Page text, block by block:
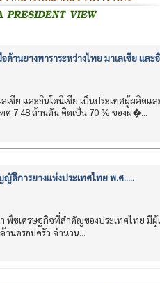
ด้านยางพาราระหว่างไทย มาเลเซีย และ
ซีย และอินโดนีเซีย เป็นประเทศผู้ผลิตแ
ทศ 7.48 ล้านตัน คิดเป็น 70 % ของผ�...
ติการยางแห่งประเทศไทย พ.ศ.....
พืชเศรษฐกิจที่สำคัญของประเทศไทย มีผู้
านครอบครัว จำนวน...